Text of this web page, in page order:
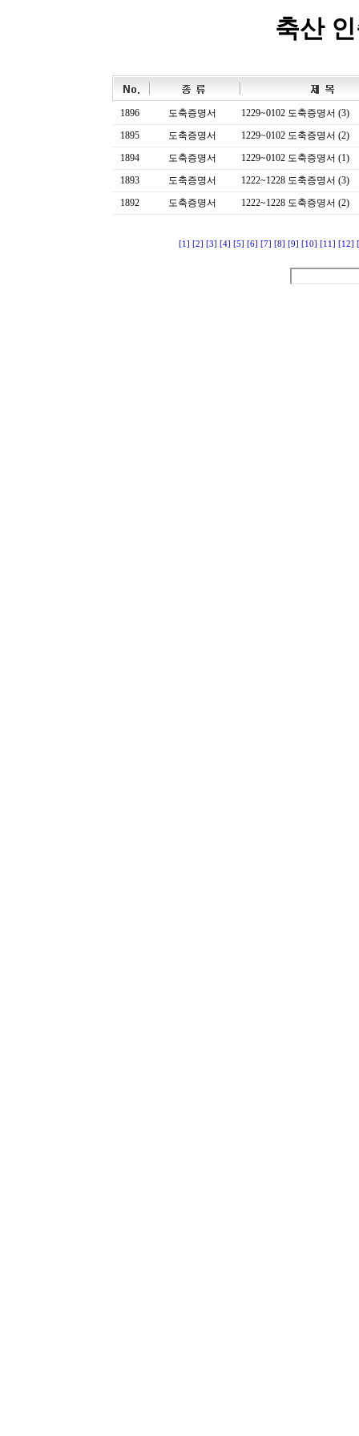
축산
1896 도축증명서
1229~0102 도축증명서 (3)
1895
도축증명서
1229~0102 도축증명서 (2)
1894
도축증명서
1229~0102 도축증명서 (1)
1893
도축증명서
1222~1228 도축증명서 (3)
1892
도축증명서 1222~1228 도축증명서 (2)
[1] [2] [3] [4] [5] [6] [7] [8] [9] [10] [11] [12]